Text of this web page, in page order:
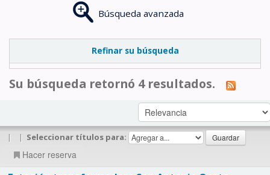
Búsqueda avanzada
Refinar su búsqueda
Su búsqueda retornó 4 resultados.
| | Seleccionar títulos para:
Hacer reserva